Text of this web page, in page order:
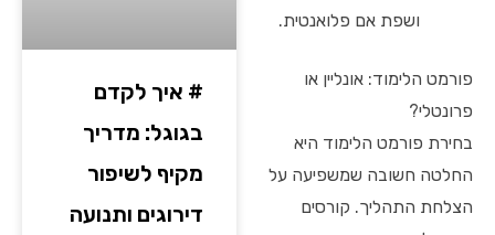
ושפת אם פלואנטית.
פורמט הלימוד: אונליין או
פרונטלי?
בחירת פורמט הלימוד היא
החלטה חשובה שמשפיעה על
הצלחת התהליך. קורסים
# איך לקדם
בגוגל: מדריך
מקיף לשיפור
דירוגים ותנועה